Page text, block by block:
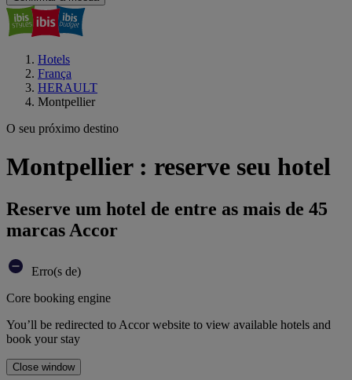
Hotels
França
HERAULT
Montpellier
O seu próximo destino
Montpellier : reserve seu hotel
Reserve um hotel de entre as mais de 45
marcas Accor
Erro(s de)
Core booking engine
You’ll be redirected to Accor website to view available hotels and
book your stay
Close window